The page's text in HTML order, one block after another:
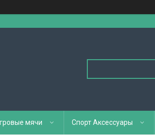
мячи Спорт Аксессуары